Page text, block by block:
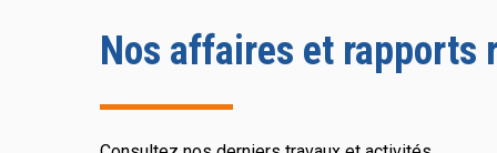
Nos affaires et rapports